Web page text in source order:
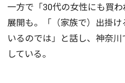
一方で「30代の女性にも買
展開も。「（家族で）出掛
いるのでは」と話し、神奈
している。